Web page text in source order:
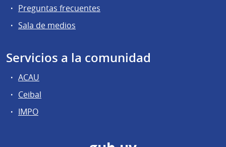
Preguntas frecuentes
Sala de medios
Servicios a la comunidad
ACAU
Ceibal
IMPO